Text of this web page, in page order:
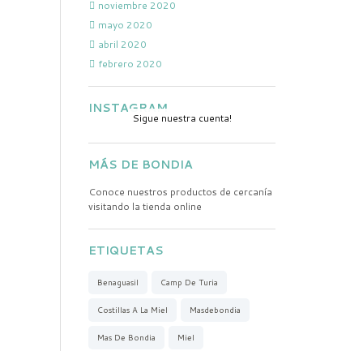
noviembre 2020
mayo 2020
abril 2020
febrero 2020
INSTAGRAM
Sigue nuestra cuenta!
MÁS DE BONDIA
Conoce nuestros productos de cercanía
visitando la tienda online
ETIQUETAS
Benaguasil Camp De Turia
Costillas A La Miel Masdebondia
Mas De Bondia Miel